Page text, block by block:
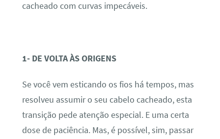
cacheado com curvas impecáveis.
1- DE VOLTA ÀS ORIGENS
Se você vem esticando os fios há tempos, mas
resolveu assumir o seu cabelo cacheado, esta
transição pede atenção especial. E uma certa
dose de paciência. Mas, é possível, sim, passar